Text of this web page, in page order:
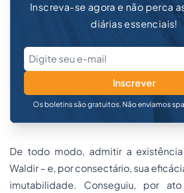
Inscreva-se agora e não perca
diárias essenciais!
Inscrever
Os boletins são gratuitos. Não enviamos
De todo modo, admitir a
Waldir – e, por consectário, sua
imutabilidade. Conseguiu, por